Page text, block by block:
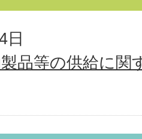
日
品等の供給に関